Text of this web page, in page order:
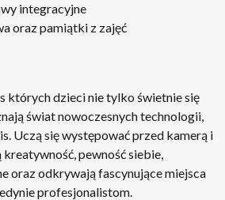
integracyjne
oraz pamiątki z zajęć
których dzieci nie tylko świetnie się
świat nowoczesnych technologii,
Uczą się występować przed kamerą i
pewność siebie,
oraz odkrywają fascynujące miejsca
profesjonalistom.